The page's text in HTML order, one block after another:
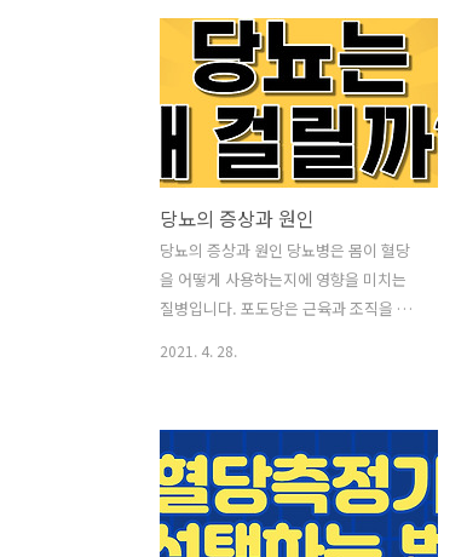
기도 하는데요. 당뇨약을 처음 시작할 때
함께 오기 쉬운 부작용. 설사와 당뇨. 이유
가 무엇일까요? 저도 2주간 당뇨약을 복
용하면서 낯선 변화에 살짝 당황했었는데
요. 그래도 다행이 이틀 정도 지나니 적응
되는 거 같았습니다. 첫날과 둘째 날에는
화장실을 자주 갔었지만, 그 이후로는 편
안해졌습니다. 왜 이런 증상이 나타나는
것일까요? 저의 경우는 초반이라 그런지
비교적 약하다는 500m를 처방 받았습니
다. 보통 초기에 시작하는 당뇨약에는 메
당뇨의 증상과 원인
당뇨의 증상과 원인 당뇨병은 몸이 혈당
을 어떻게 사용하는지에 영향을 미치는
질병입니다. 포도당은 근육과 조직을 구
인 원인은 유형에 따라 다릅니다. 그러나
당뇨병에 걸린 종류에 따라 혈액에 과다
한 설탕이 생기고, 혈액에 너무 많은 설탕
이 들어가면 심각한 건강상의 문제가 생
길 수 있습니다. 안녕하세요. 저는 당뇨라
2021. 4. 28.